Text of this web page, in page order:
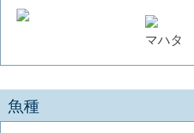
マハタ
魚種